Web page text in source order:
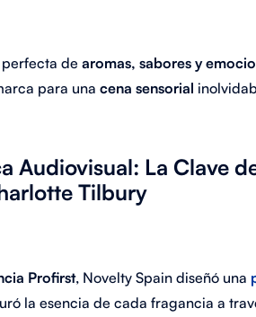
de aromas, sabores y
para una cena sensorial
Audiovisual: La Clave
Tilbury
Profirst, Novelty Spain diseñó una
la esencia de cada fragancia a